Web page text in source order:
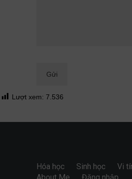
Lượt xem: 7.536
Hóa học Sinh học
Vi